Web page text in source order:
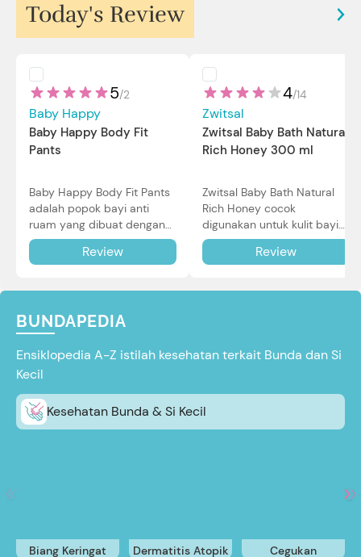
Today's Review
5/2
Baby Happy
Baby Happy Body Fit
Pants
Baby Happy Body Fit Pants
adalah popok bayi anti
ruam yang dibuat dengan
teknologi Air Through
Technology.Review
4/14
Zwitsal
Zwitsal Baby Bath Natural
Rich Honey 300 ml
Zwitsal Baby Bath Natural
Rich Honey cocok
digunakan untuk kulit bayi
baru lahir bahkan kulit
sensitif sekalipun. Simak
Review
BUNDAPEDIA
Ensiklopedia A-Z istilah kesehatan terkait Bunda dan Si
Kecil
Kesehatan Bunda & Si Kecil
Biang Keringat Dermatitis Atopik Cegukan